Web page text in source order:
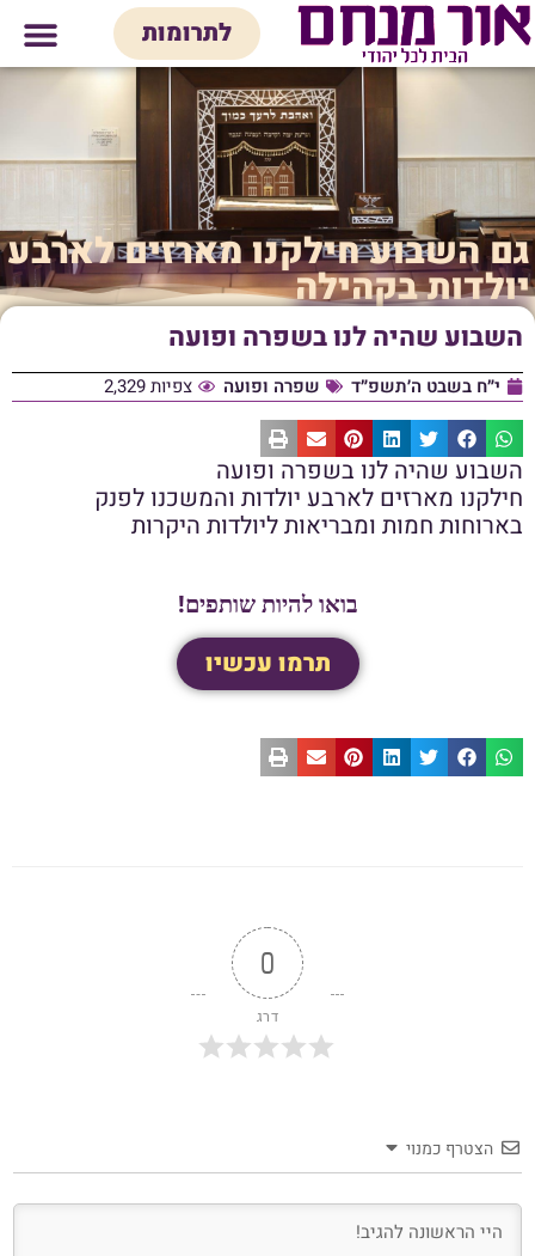
לתוכן
לתרומות
גם השבוע חילקנו מארזים לארבע
יולדות בקהילה
השבוע שהיה לנו בשפרה ופועה
י״ח בשבט ה׳תשפ״ד שפרה ופועה צפיות 2,329
השבוע שהיה לנו בשפרה ופועה
חילקנו מארזים לארבע יולדות והמשכנו לפנק
בארוחות חמות ומבריאות ליולדות היקרות
בואו להיות שותפים!
תרמו עכשיו
0
דרג
הצטרף כמנוי